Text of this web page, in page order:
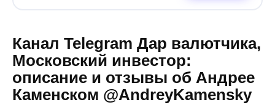
Канал Telegram Дар валютчика,
Московский инвестор:
описание и отзывы об Андрее
Каменском @AndreyKamensky